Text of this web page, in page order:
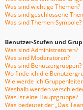
Was sind wichtige Themen?
Was sind geschlossene
Was sind Themen-Symbole?
Benutzer-Stufen und
Was sind Administratoren?
Was sind Moderatoren?
Was sind Benutzergruppen?
Wo finde ich die
Wie werde ich
Weshalb werden
Was ist eine Hauptgruppe?
Was bedeutet der „Das